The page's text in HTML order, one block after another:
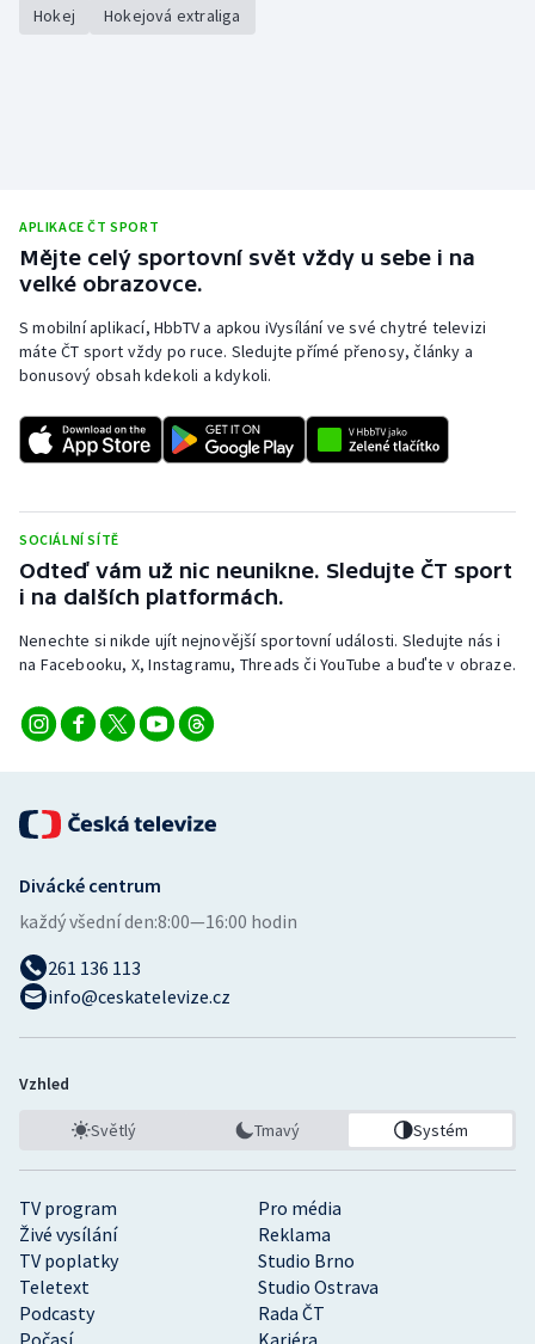
Hokej Hokejová extraliga
APLIKACE ČT SPORT
Mějte celý sportovní svět vždy u sebe i na
velké obrazovce.
S mobilní aplikací, HbbTV a apkou iVysílání ve své chytré televizi
máte ČT sport vždy po ruce. Sledujte přímé přenosy, články a
bonusový obsah kdekoli a kdykoli.
SOCIÁLNÍ SÍTĚ
Odteď vám už nic neunikne. Sledujte ČT sport
i na dalších platformách.
Nenechte si nikde ujít nejnovější sportovní události. Sledujte nás i
na Facebooku, X, Instagramu, Threads či YouTube a buďte v obraze.
TV program
Pro média
Živé vysílání
Reklama
TV poplatky
Studio Brno
Teletext
Studio Ostrava
Podcasty
Rada ČT
Počasí
Kariéra
Divácké centrum
každý všední den:8:00—16:00 hodin
261 136 113
info@ceskatelevize.cz
Vzhled
Světlý Tmavý Systém